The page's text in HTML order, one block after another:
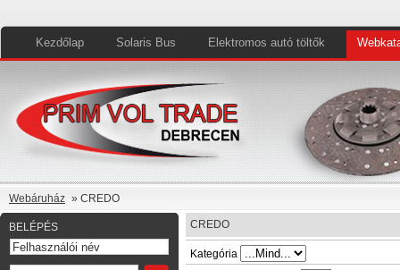
Kezdőlap Solaris Bus Elektromos autó töltők
Webáruház » CREDO
BELÉPÉS CREDO
Kategória